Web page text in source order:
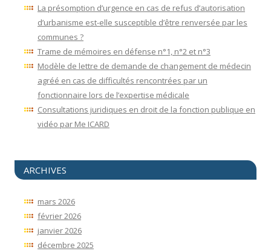
La présomption d’urgence en cas de refus d’autorisation
d’urbanisme est-elle susceptible d’être renversée par les
communes ?
Trame de mémoires en défense n°1, n°2 et n°3
Modèle de lettre de demande de changement de médecin
agréé en cas de difficultés rencontrées par un
fonctionnaire lors de l’expertise médicale
Consultations juridiques en droit de la fonction publique en
vidéo par Me ICARD
ARCHIVES
mars 2026
février 2026
janvier 2026
décembre 2025